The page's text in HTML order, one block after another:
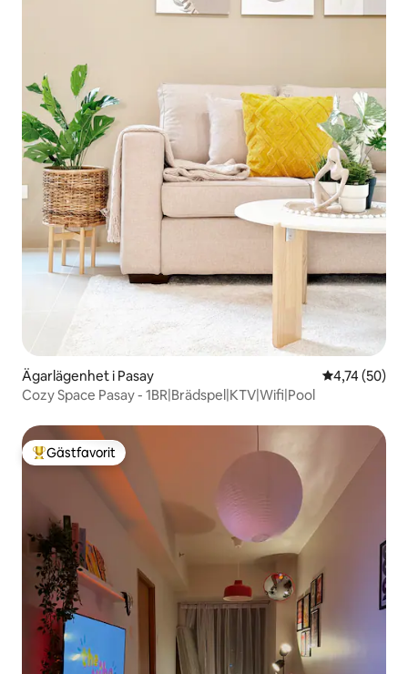
Ägarlägenhet i Pasay 4,74 av 5 i
4,74 (50)
Cozy Space Pasay - 1BR|Brädspel|KTV|Wifi|Pool
Populär gästfavorit
Gästfavorit